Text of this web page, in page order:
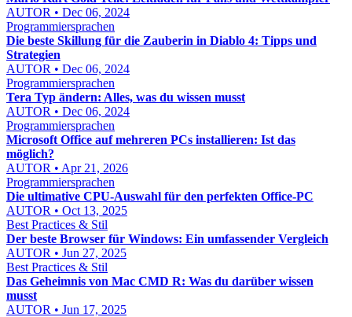
AUTOR • Dec 06, 2024
Programmiersprachen
Die beste Skillung für die Zauberin in Diablo 4: Tipps und
Strategien
AUTOR • Dec 06, 2024
Programmiersprachen
Tera Typ ändern: Alles, was du wissen musst
AUTOR • Dec 06, 2024
Programmiersprachen
Microsoft Office auf mehreren PCs installieren: Ist das
möglich?
AUTOR • Apr 21, 2026
Programmiersprachen
Die ultimative CPU-Auswahl für den perfekten Office-PC
AUTOR • Oct 13, 2025
Best Practices & Stil
Der beste Browser für Windows: Ein umfassender Vergleich
AUTOR • Jun 27, 2025
Best Practices & Stil
Das Geheimnis von Mac CMD R: Was du darüber wissen
musst
AUTOR • Jun 17, 2025